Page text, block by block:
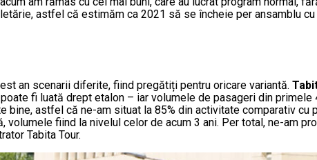
astfel că estimăm ca 2021 să se încheie per ansamblu
an scenarii diferite, fiind pregătiți pentru oricare variantă.
fi luată drept etalon – iar volumele de pasageri din primele
bine, astfel că ne-am situat la 85% din activitate comparativ cu
fiind la nivelul celor de acum 3 ani. Per total, ne-am
Tabita Tour.